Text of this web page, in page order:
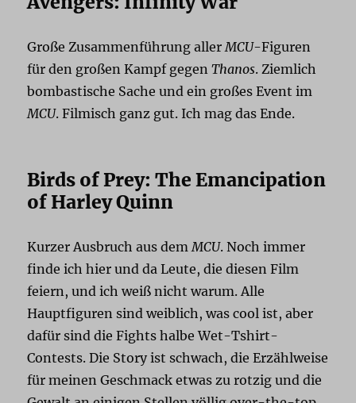
Große Zusammenführung aller MCU-Figuren
für den großen Kampf gegenThanos. Ziemlich
bombastische Sache und ein großes Event im
MCU. Filmisch ganz gut. Ich mag das Ende.
Birds of Prey: The Emancipation
of Harley Quinn
Kurzer Ausbruch aus dem MCU. Noch immer
finde ich hier und da Leute, die diesen Film
feiern, und ich weiß nicht warum. Alle
Hauptfiguren sind weiblich, was cool ist, aber
dafür sind die Fights halbe Wet-Tshirt-
Contests. Die Story ist schwach, die Erzählweise
für meinen Geschmack etwas zu rotzig und die